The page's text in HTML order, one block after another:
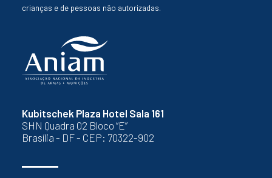
Kubitschek Plaza Hotel Sala 161
SHN Quadra 02 Bloco “E”
Brasília - DF - CEP: 70322-902
crianças e de pessoas não autorizadas.